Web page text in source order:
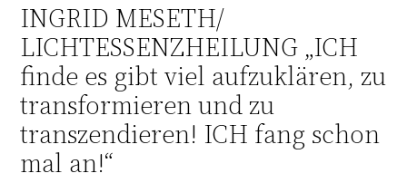
INGRID MESETH/
LICHTESSENZHEILUNG „ICH
finde es gibt viel aufzuklären, zu
transformieren und zu
transzendieren! ICH fang schon
mal an!“